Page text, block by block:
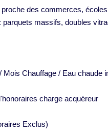
des commerces,
parquets massifs, doubles
Mois Chauffage / Eau chaude
charge acquéreur
Exclus)